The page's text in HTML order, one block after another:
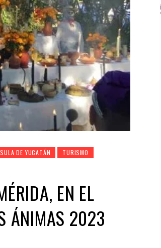
DE YUCATÁN
TURISMO
EN EL
ÁNIMAS 2023